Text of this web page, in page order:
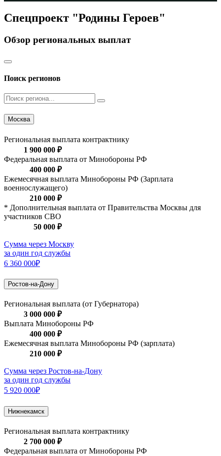
Спецпроект "Родины Героев"
Обзор региональных выплат
Поиск регионов
Москва
Региональная выплата контрактнику
1 900 000 ₽
Федеральная выплата от Минобороны РФ
400 000 ₽
Ежемесячная выплата Минобороны РФ (Зарплата
военнослужащего)
210 000 ₽
* Дополнительная выплата от Правительства Москвы для
участников СВО
50 000 ₽
Сумма через Москву
за один год службы
6 360 000₽
Ростов-на-Дону
Региональная выплата (от Губернатора)
3 000 000 ₽
Выплата Минобороны РФ
400 000 ₽
Ежемесячная выплата Минобороны РФ (зарплата)
210 000 ₽
Сумма через Ростов-на-Дону
за один год службы
5 920 000₽
Нижнекамск
Региональная выплата контрактнику
2 700 000 ₽
Федеральная выплата от Минобороны РФ